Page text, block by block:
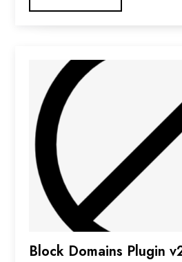
Block Domains Plugin